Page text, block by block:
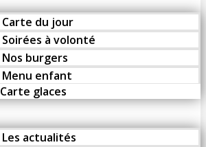
Carte du jour
Soirées à volonté
Nos burgers
Menu enfant
Carte glaces
Les actualités